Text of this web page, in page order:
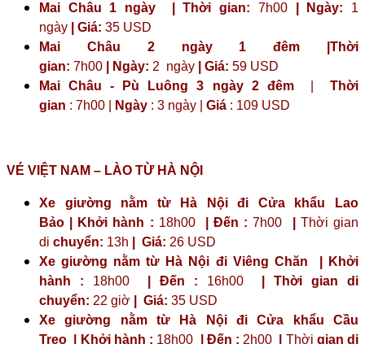
Mai Châu 1 ngày | Thời gian: 7h00 | Ngày: 1
ngày
| Giá: 35 USD
Mai Châu 2 ngày 1 đêm |Thời
gian: 7h00 | Ngày: 2 ngày Giá: 59 USD
Mai Châu - Pù Luông 3 ngày 2 đêm
Thời
gian : 7h00 | Ngày : 3 ngày | Giá : 109 USD
VÉ VIỆT NAM – LÀO TỪ HÀ NỘI
Xe giường nằm từ Hà Nội đi Cửa khẩu Lao
Bảo | Khởi hành : 18h00| Đến : 7h00
Thời gian
di chuyển: 13h Giá: 26 USD
Xe giường nằm từ Hà Nội đi Viêng Chăn | Khởi
hành : 18h00 | Đến : 16h00 | Thời gian di
chuyển: 22 giờ | Giá: 35 USD
Xe giường nằm từ Hà Nội đi Cửa khẩu Cầu
Treo | Khởi hành : 18h00 | Đến : 2h00 Thời gian di